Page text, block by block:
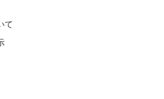
て